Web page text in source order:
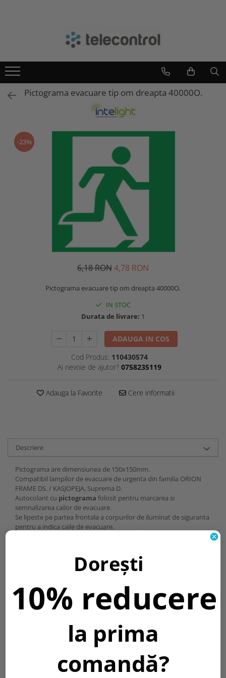
Teletask
IntelightPictograma evacuare tip om dreapta 40000O.
-23%
6,18 RON4,78 RON
Pictograma evacuare tip om dreapta 40000O.
IN STOC
Durata de livrare: 1
ADAUGA IN COS
Cod Produs: 110430574
Ai nevoie de ajutor? 0758235119
Adauga la Favorite Cere informatii
Descriere
Pictograma are dimensiunea de 150x150mm.
Compatibil lampilor de evacuare de urgenta din familia ORION
FRAME DS. / KASJOPEJA, Suprema D.
Autocolant cu pictograma folosit pentru marcarea si
semnalizarea cailor de evacuare.
Se lipeste pe partea frontala a corpurilor de iluminat de siguranta
pentru a indica caile de evacuare.
evacuarea de urgenta indeplinesc cerintele ISO 3864-1, ISO
3864-4 (proprietati fotometrice) si EN ISO 7010 (proiectare).
Separat sunt disponibile pictograme diverse din
Informatii conformitate produs
Dorești
10% reducere
la prima
comandă?